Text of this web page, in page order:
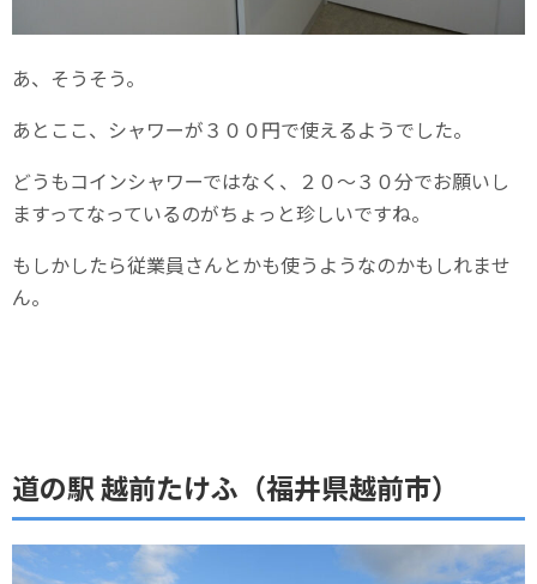
あ、そうそう。
あとここ、シャワーが３００円で使えるようでした。
どうもコインシャワーではなく、２０～３０分でお願いし
ますってなっているのがちょっと珍しいですね。
もしかしたら従業員さんとかも使うようなのかもしれませ
ん。
道の駅 越前たけふ（福井県越前市）